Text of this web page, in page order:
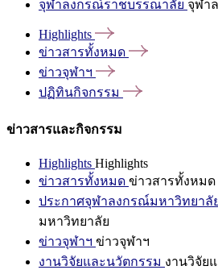
จุฬาลงกรณ์ราชบรรณาลัย จุฬา
Highlights
ข่าวสารทั้งหมด
ข่าวจุฬาฯ
ปฏิทินกิจกรรม
ข่าวสารและกิจกรรม
Highlights Highlights
ข่าวสารทั้งหมด ข่าวสารทั้งหมด
ประกาศจุฬาลงกรณ์มหาวิทยาลั
มหาวิทยาลัย
ข่าวจุฬาฯ ข่าวจุฬาฯ
งานวิจัยและนวัตกรรม งานวิจัย